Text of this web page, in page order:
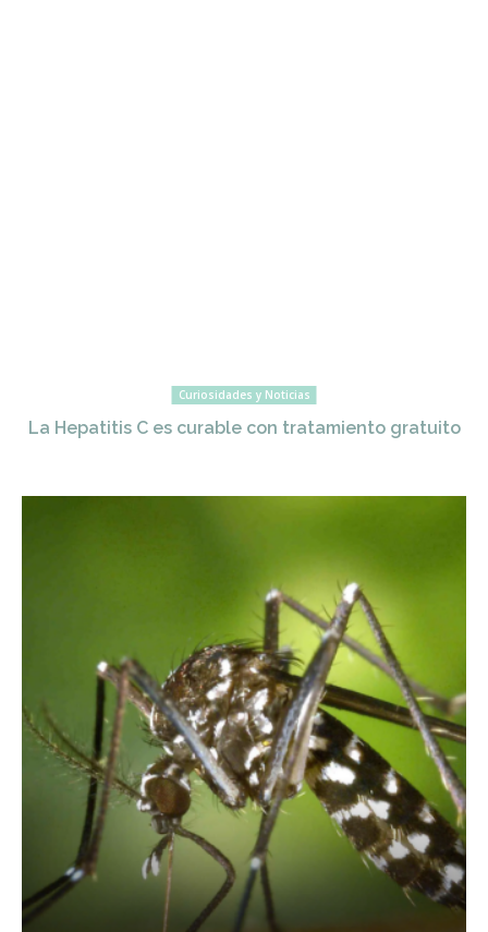
Curiosidades y Noticias
La Hepatitis C es curable con tratamiento gratuito